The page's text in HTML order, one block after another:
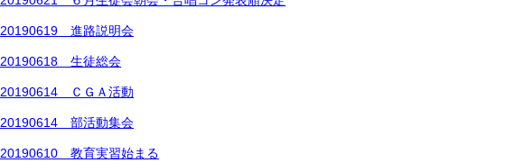
20190619 進路説明会
20190618 生徒総会
20190614 ＣＧＡ活動
20190614 部活動集会
20190610 教育実習始まる